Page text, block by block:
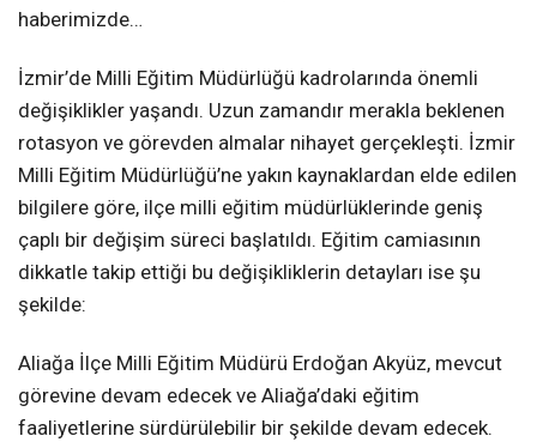
haberimizde…
İzmir’de Milli Eğitim Müdürlüğü kadrolarında önemli
değişiklikler yaşandı. Uzun zamandır merakla beklenen
rotasyon ve görevden almalar nihayet gerçekleşti. İzmir
Milli Eğitim Müdürlüğü’ne yakın kaynaklardan elde edilen
bilgilere göre, ilçe milli eğitim müdürlüklerinde geniş
çaplı bir değişim süreci başlatıldı. Eğitim camiasının
dikkatle takip ettiği bu değişikliklerin detayları ise şu
şekilde:
Aliağa İlçe Milli Eğitim Müdürü Erdoğan Akyüz, mevcut
görevine devam edecek ve Aliağa’daki eğitim
faaliyetlerine sürdürülebilir bir şekilde devam edecek.